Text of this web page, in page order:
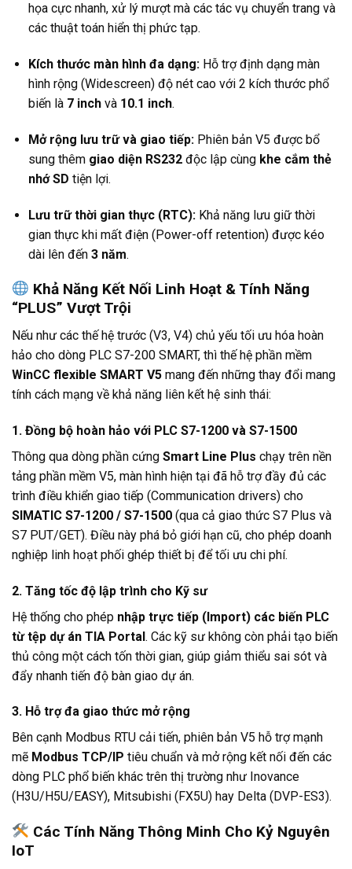
họa cực nhanh, xử lý mượt mà các tác vụ chuyển trang và
các thuật toán hiển thị phức tạp.
Kích thước màn hình đa dạng:Hỗ trợ định dạng màn
hình rộng (Widescreen) độ nét cao với 2 kích thước phổ
biến là 7 inchvà 10.1 inch.
Mở rộng lưu trữ và giao tiếp:Phiên bản V5 được bổ
sung thêm giao diện RS232độc lập cùng khe cắm thẻ
nhớ SD tiện lợi.
Lưu trữ thời gian thực (RTC):Khả năng lưu giữ thời
gian thực khi mất điện (Power-off retention) được kéo
dài lên đến 3 năm.
Khả Năng Kết Nối Linh Hoạt & Tính Năng
“PLUS” Vượt Trội
Nếu như các thế hệ trước (V3, V4) chủ yếu tối ưu hóa hoàn
hảo cho dòng PLC S7-200 SMART, thì thế hệ phần mềm
WinCC flexible SMART V5 mang đến những thay đổi mang
tính cách mạng về khả năng liên kết hệ sinh thái:
1. Đồng bộ hoàn hảo với PLC S7-1200 và S7-1500
Thông qua dòng phần cứng Smart Line Plus chạy trên nền
tảng phần mềm V5, màn hình hiện tại đã hỗ trợ đầy đủ các
trình điều khiển giao tiếp (Communication drivers) cho
SIMATIC S7-1200 / S7-1500 (qua cả giao thức S7 Plus và
S7 PUT/GET). Điều này phá bỏ giới hạn cũ, cho phép doanh
nghiệp linh hoạt phối ghép thiết bị để tối ưu chi phí.
2. Tăng tốc độ lập trình cho Kỹ sư
Hệ thống cho phép nhập trực tiếp (Import) các biến PLC
từ tệp dự án TIA Portal. Các kỹ sư không còn phải tạo biến
thủ công một cách tốn thời gian, giúp giảm thiểu sai sót và
đẩy nhanh tiến độ bàn giao dự án.
3. Hỗ trợ đa giao thức mở rộng
Bên cạnh Modbus RTU cải tiến, phiên bản V5 hỗ trợ mạnh
mẽ Modbus TCP/IP tiêu chuẩn và mở rộng kết nối đến các
dòng PLC phổ biến khác trên thị trường như Inovance
(H3U/H5U/EASY), Mitsubishi (FX5U) hay Delta (DVP-ES3).
Các Tính Năng Thông Minh Cho Kỷ Nguyên
IoT